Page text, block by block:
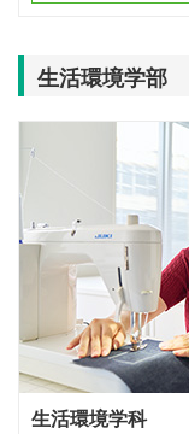
生活環境学部
生活環境学科